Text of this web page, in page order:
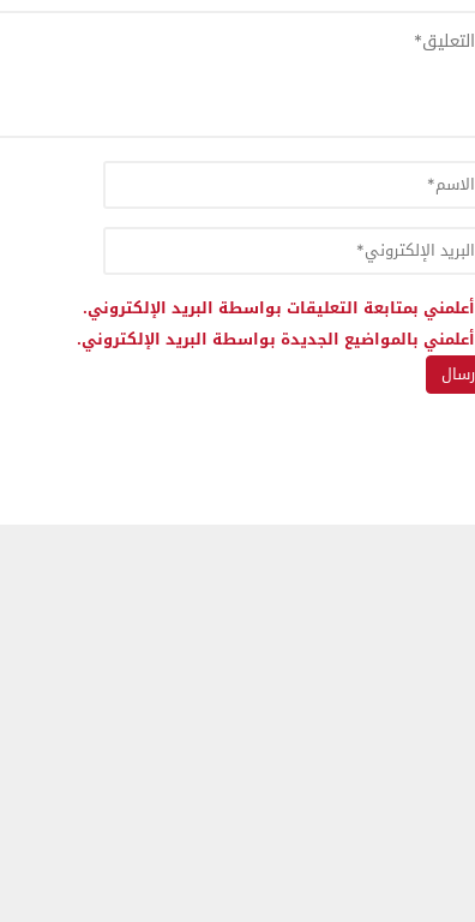
أعلمني بمتابعة التعليقات بواسطة البريد الإلكتروني.
أعلمني بالمواضيع الجديدة بواسطة البريد الإلكتروني.